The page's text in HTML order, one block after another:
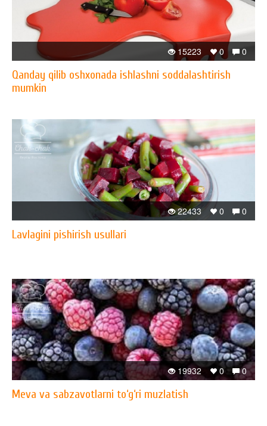
0
0
15223
Qanday qilib oshxonada ishlashni soddalashtirish
mumkin
0
0
22433
Lavlagini pishirish usullari
0
0
19932
Meva va sabzavotlarni to‘g‘ri muzlatish